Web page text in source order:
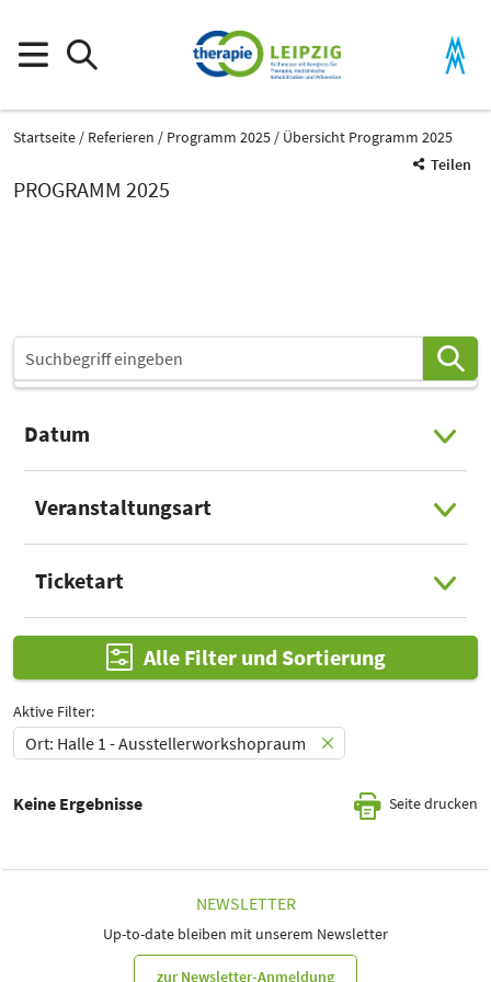
Startseite Referieren Programm 2025
Übersicht Programm 2025
Teilen
PROGRAMM 2025
Datum
Veranstaltungsart
Ticketart
Alle Filter und Sortierung
Aktive Filter:
Ort: Halle 1 - Ausstellerworkshopraum
Keine Ergebnisse Seite drucken
NEWSLETTER
Up-to-date bleiben mit unserem Newsletter
zur Newsletter-Anmeldung